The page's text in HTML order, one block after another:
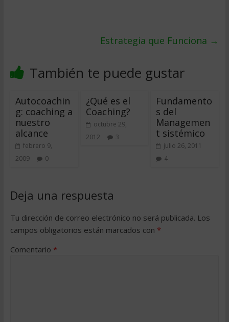
Estrategia que Funciona →
También te puede gustar
Autocoachin
g: coaching a
nuestro
alcance
febrero 9,
2009
0
¿Qué es el
Coaching?
octubre 29,
2012
3
Fundamento
s del
Managemen
t sistémico
julio 26, 2011
4
Deja una respuesta
Tu dirección de correo electrónico no será publicada. Los
campos obligatorios están marcados con *
Comentario *